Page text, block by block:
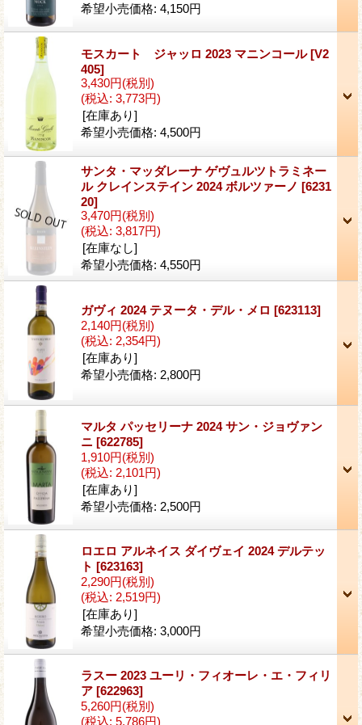
希望小売価格: 4,150円
モスカート ジャッロ 2023 マニンコール[V2
405]
3,430円(税別)
(税込: 3,773円)
[在庫あり]
希望小売価格: 4,500円
サンタ・マッダレーナ ゲヴュルツトラミネー
ル クレインステイン 2024 ボルツァーノ [6231
20]
3,470円(税別)
(税込: 3,817円)
[在庫なし]
希望小売価格: 4,550円
ガヴィ 2024 テヌータ・デル・メロ [623113]
2,140円(税別)
(税込: 2,354円)
[在庫あり]
希望小売価格: 2,800円
マルタ パッセリーナ 2024 サン・ジョヴァン
ニ [622785]
1,910円(税別)
(税込: 2,101円)
[在庫あり]
希望小売価格: 2,500円
ロエロ アルネイス ダイヴェイ 2024 デルテッ
ト [623163]
2,290円(税別)
(税込: 2,519円)
[在庫あり]
希望小売価格: 3,000円
ラスー 2023 ユーリ・フィオーレ・エ・フィリ
ア [622963]
5,260円(税別)
(税込: 5,786円)